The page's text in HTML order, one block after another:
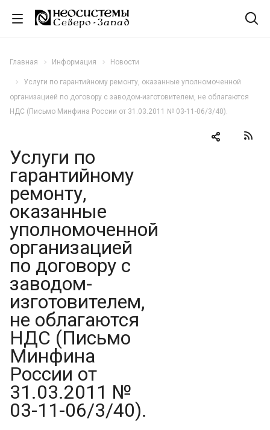
Главная Информация Новости
Услуги по гарантийному ремонту, оказанные уполномоченной
организацией по договору с заводом-изготовителем, не облагаются
НДС (Письмо Минфина России от 31.03.2011 № 03-11-06/3/40).
Услуги по
гарантийному
ремонту,
оказанные
уполномоченной
организацией
по договору с
заводом-
изготовителем,
не облагаются
НДС (Письмо
Минфина
России от
31.03.2011 №
03-11-06/3/40).